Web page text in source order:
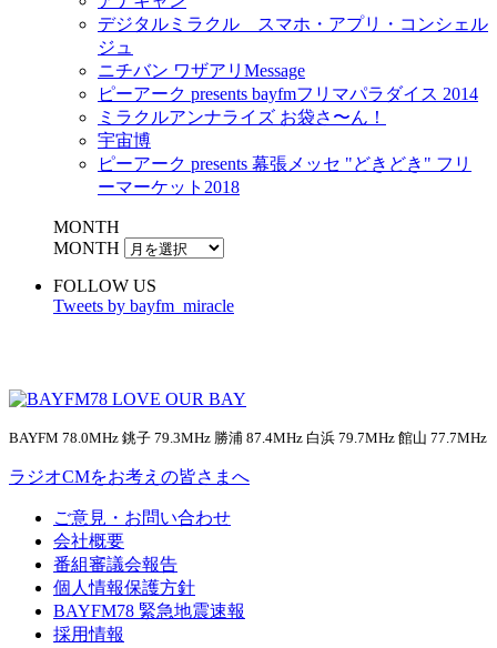
デジタルミラクル スマホ・アプリ・コンシェル
ジュ
ニチバン ワザアリMessage
ピーアーク presents bayfmフリマパラダイス 2014
ミラクルアンナライズ お袋さ〜ん！
宇宙博
ピーアーク presents 幕張メッセ "どきどき" フリ
ーマーケット2018
MONTH
MONTH
FOLLOW US
Tweets by bayfm_miracle
BAYFM 78.0MHz 銚子 79.3MHz 勝浦 87.4MHz 白浜 79.7MHz 館山 77.7MHz
ラジオCMをお考えの皆さまへ
ご意見・お問い合わせ
会社概要
番組審議会報告
個人情報保護方針
BAYFM78 緊急地震速報
採用情報